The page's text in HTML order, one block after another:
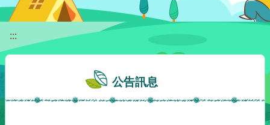
:::
公告訊息